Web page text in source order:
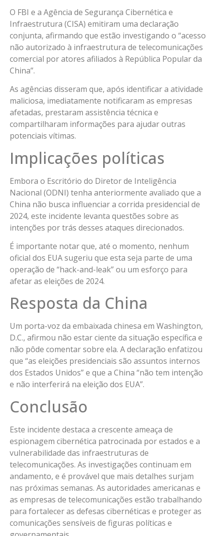
O FBI e a Agência de Segurança Cibernética e
Infraestrutura (CISA) emitiram uma declaração
conjunta, afirmando que estão investigando o “acesso
não autorizado à infraestrutura de telecomunicações
comercial por atores afiliados à República Popular da
China”.
As agências disseram que, após identificar a atividade
maliciosa, imediatamente notificaram as empresas
afetadas, prestaram assistência técnica e
compartilharam informações para ajudar outras
potenciais vítimas.
Implicações políticas
Embora o Escritório do Diretor de Inteligência
Nacional (ODNI) tenha anteriormente avaliado que a
China não busca influenciar a corrida presidencial de
2024, este incidente levanta questões sobre as
intenções por trás desses ataques direcionados.
É importante notar que, até o momento, nenhum
oficial dos EUA sugeriu que esta seja parte de uma
operação de “hack-and-leak” ou um esforço para
afetar as eleições de 2024.
Resposta da China
Um porta-voz da embaixada chinesa em Washington,
D.C., afirmou não estar ciente da situação específica e
não pôde comentar sobre ela. A declaração enfatizou
que “as eleições presidenciais são assuntos internos
dos Estados Unidos” e que a China “não tem intenção
e não interferirá na eleição dos EUA”.
Conclusão
Este incidente destaca a crescente ameaça de
espionagem cibernética patrocinada por estados e a
vulnerabilidade das infraestruturas de
telecomunicações. As investigações continuam em
andamento, e é provável que mais detalhes surjam
nas próximas semanas. As autoridades americanas e
as empresas de telecomunicações estão trabalhando
para fortalecer as defesas cibernéticas e proteger as
comunicações sensíveis de figuras políticas e